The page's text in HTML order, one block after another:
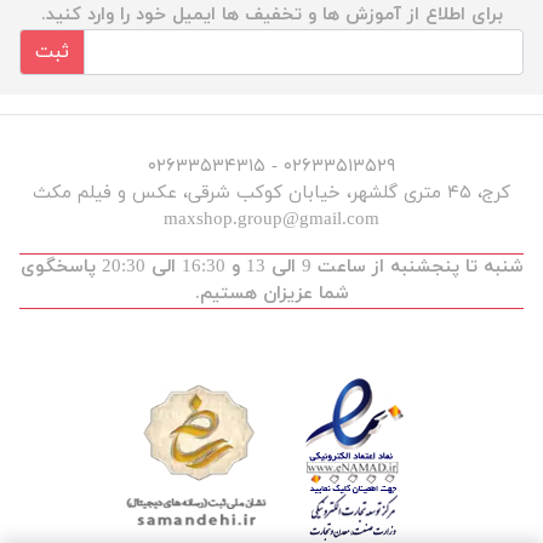
برای اطلاع از آموزش ها و تخفیف ها ایمیل خود را وارد کنید.
ثبت
۰۲۶۳۳۵۱۳۵۲۹ - ۰۲۶۳۳۵۳۴۳۱۵
کرج، ۴۵ متری گلشهر، خیابان کوکب شرقی، عکس و فیلم مکث
maxshop.group@gmail.com
شنبه تا پنجشنبه از ساعت 9 الی 13 و 16:30 الی 20:30 پاسخگوی
شما عزیزان هستیم.